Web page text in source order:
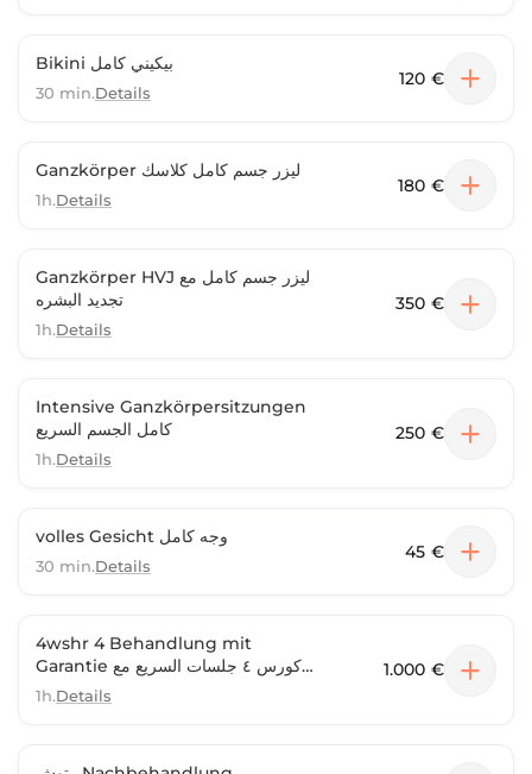
Bikini بيكيني كامل
30 min.Details
120 €
Ganzkörper ليزر جسم كامل كلاسك
1h.Details
180 €
Ganzkörper HVJ ليزر جسم كامل مع
تجديد البشره
1h.Details
350 €
Intensive Ganzkörpersitzungen
كامل الجسم السريع
1h.Details
250 €
volles Gesicht وجه كامل
30 min.Details
45 €
4wshr 4 Behandlung mit
Garantie كورس ٤ جلسات السريع مع
ضمان
1h.Details
1.000 €